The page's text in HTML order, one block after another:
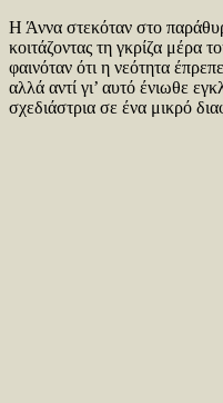
Η Άννα στεκόταν στο
κοιτάζοντας τη γκρίζα μέρα
φαινόταν ότι η νεότητα
αλλά αντί γι’ αυτό ένιωθε
σχεδιάστρια σε ένα μικρό